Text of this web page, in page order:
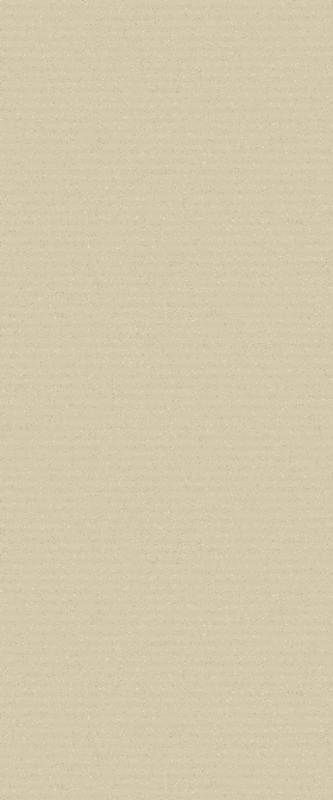
Deprecated: Creation
deprecated in /home/
line 212
Deprecated: Creation
deprecated in/home/
line213
Deprecated: Creation
/home/users/confidit/
Deprecated: Creation
in/home/users/
Deprecated: Creation
deprecated in/home/
line179